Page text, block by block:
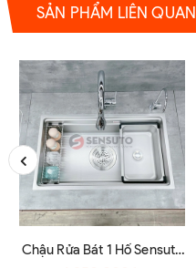
SẢN PHẨM LIÊN QUAN
Chậu Rửa Bát 1 Hố Sensuto